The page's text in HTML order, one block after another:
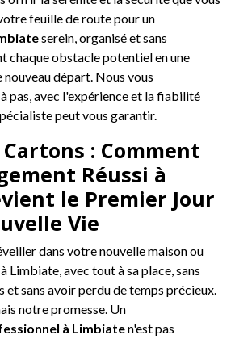
feuille de route pour un
serein, organisé et sans
chaque obstacle potentiel en une
départ. Nous vous
pas, avec l'expérience et la fiabilité
peut vous garantir.
: Comment
Réussi à
le Premier Jour
Vie
dans votre nouvelle maison ou
Limbiate, avec tout à sa place, sans
et sans avoir perdu de temps précieux.
notre promesse. Un
à Limbiaten'est pas